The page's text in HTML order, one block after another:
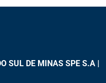
SUL DE MINAS SPE S.A |